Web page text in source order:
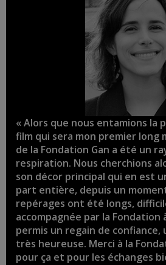
« Alors que nous entamions la
film qui sera mon premier long
de la Fondation Gan a été un
respiration. Nous cherchions
son décor principal qui en est
part entière, depuis un
repérages ont été longs,
accompagnée par la Fondation
permis un regain de confiance,
très heureuse. Merci à la
pour ça et pour les échanges